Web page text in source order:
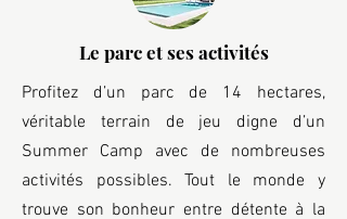
Le parc et ses activités
Profitez d’un parc de 14 hectares,
véritable terrain de jeu digne d’un
Summer Camp avec de nombreuses
activités possibles. Tout le monde y
trouve son bonheur entre détente à la